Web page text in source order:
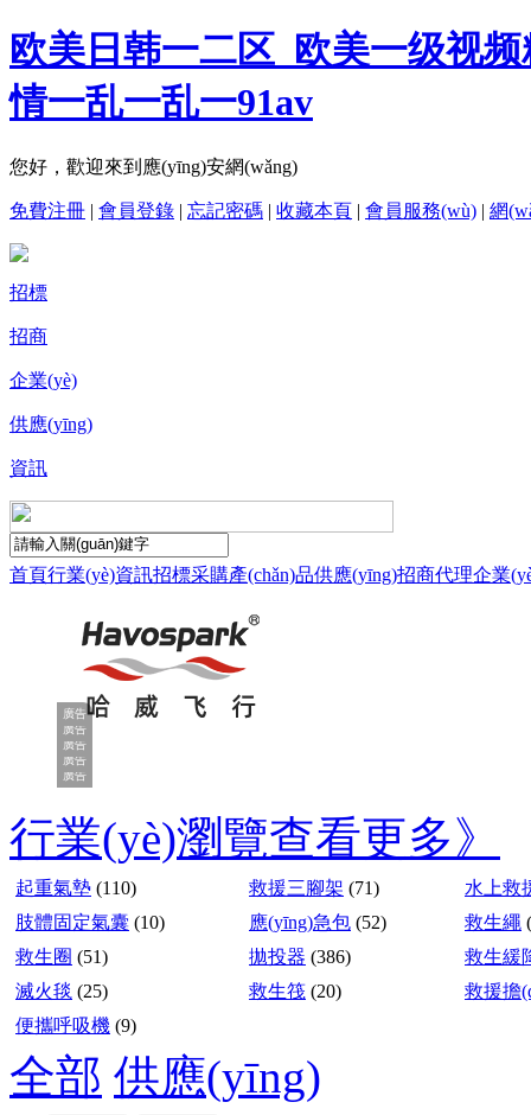
欧美日韩一二区_欧美一级视
情一乱一乱一91av
您好，歡迎來到應(yīng)安網(wǎng)
免費注冊 | 會員登錄 | 忘記密碼 | 收藏本頁 | 會員服務(wù) | 網
招標
招商
企業(yè)
供應(yīng)
資訊
首頁行業(yè)資訊招標采購產(chǎn)品供應(yīng)招商代理企業
廣告
廣告
廣告
廣告
廣告
行業(yè)瀏覽查看更多》
起重氣墊 (110) 救援三腳架 (71)
水上救
肢體固定氣囊 (10) 應(yīng)急包 (52) 救生繩
救生圈 (51) 拋投器 (386)
救生緩
滅火毯 (25) 救生筏 (20)
救援擔
便攜呼吸機 (9)
全部 供應(yīng)